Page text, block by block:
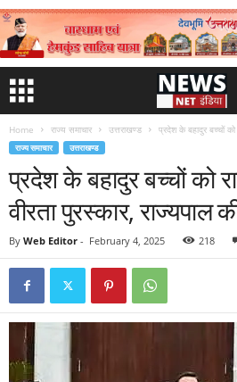
Home राज्य समाचार उत्तराखण्ड प्रदेश के बहादुर बच्चों को
राज्य समाचार उत्तराखण्ड
प्रदेश के बहादुर बच्चों को
वीरता पुरस्कार, राज्यपाल
By Web Editor - February 4, 2025 218